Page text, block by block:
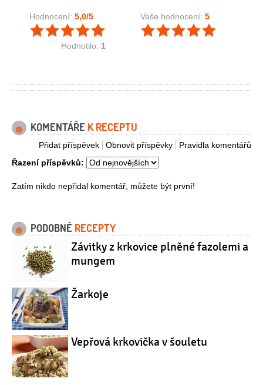
Hodnocení: 5,0/5
Hodnotilo: 1
Vaše hodnocení: 5
KOMENTÁŘE K RECEPTU
Pravidla komentářů
Obnovit příspěvky
Přidat příspěvek
Řazení příspěvků:
Zatím nikdo nepřidal komentář, můžete být první!
PODOBNÉ RECEPTY
Závitky z krkovice plněné fazolemi a
mungem
Žarkoje
Vepřová krkovička v šouletu